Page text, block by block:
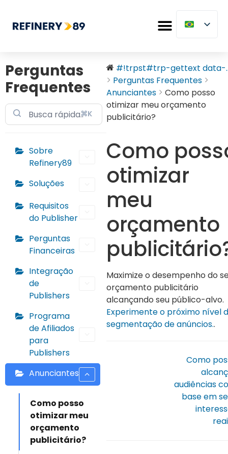
Perguntas
Frequentes
⌘K
Sobre
Refinery89
Soluções
Requisitos
do Publisher
Perguntas
Financeiras
Integração
de
Publishers
Programa
de Afiliados
para
Publishers
Anunciantes
Como posso
otimizar meu
orçamento
publicitário?
#!trpst#trp-gettext data-
Perguntas Frequentes
Anunciantes
Como posso
otimizar meu orçamento
publicitário?
Como
otimizar
meu
orçamento
Maximize o desempenho do
orçamento publicitário
alcançando seu público-alvo.
Experimente o próximo nível
segmentação de anúncios..
Como
audiências
base em